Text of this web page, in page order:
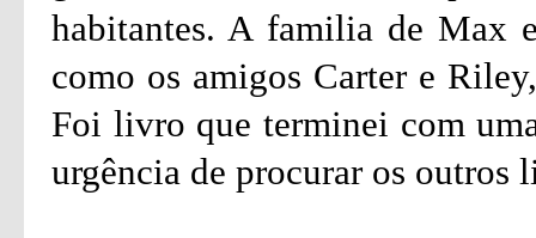
habitantes. A familia de Max
como os amigos Carter e
Foi livro que terminei com
urgência de procurar os outros